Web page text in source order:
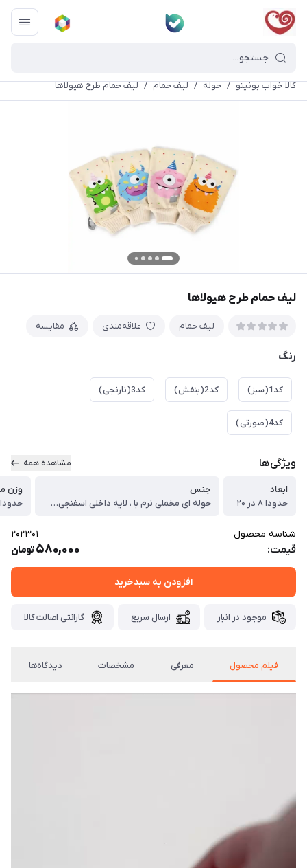
کالا خواب بونیتو / حوله / لیف حمام / لیف حمام طرح هیولاها
لیف حمام طرح هیولاها
لیف حمام علاقه‌مندی مقایسه
رنگ
کد1(سبز) کد2(بنفش) کد3(نارنجی)
کد4(صورتی)
ویژگی‌ها مشاهده همه
ابعاد
حدودا ۸ در ۲۰
جنس
حوله ای مخملی نرم با ، لایه داخلی اسفنجی و ، لبه کشباف نخی
وزن
حدودا ۵۰
شناسه محصول 202301
قیمت: 580,000تومان
افزودن به سبدخرید
موجود در انبار ارسال سریع گارانتی اصالت کالا
فیلم محصول معرفی مشخصات دیدگاه‌ها